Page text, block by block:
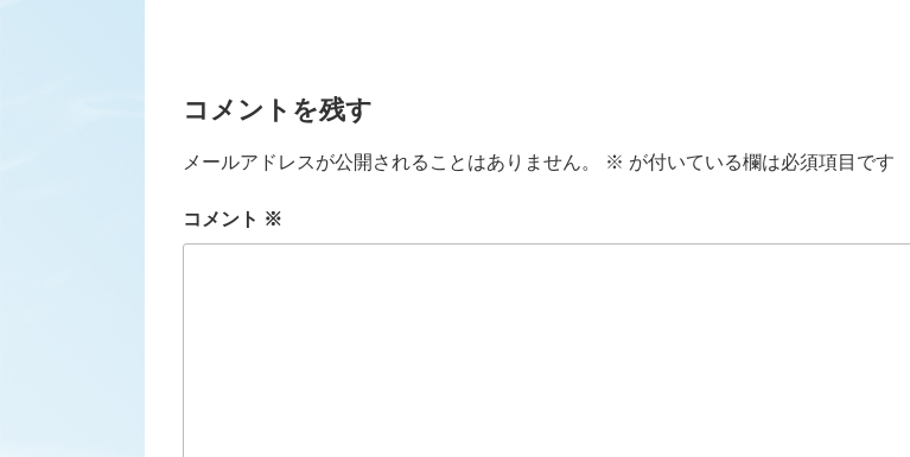
コメントを残す
メールアドレスが公開されることはありません。 ※ が付いている欄は必須項目です
コメント ※